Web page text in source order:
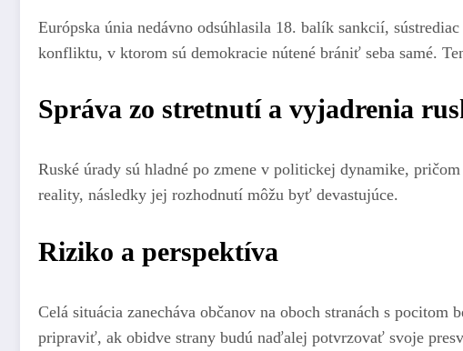
Európska únia nedávno odsúhlasila 18. balík sankcií,
konfliktu, v ktorom sú demokracie nútené brániť seba samé.
Správa zo stretnutí a vyjadrenia
Ruské úrady sú hladné po zmene v politickej dynamike,
reality, následky jej rozhodnutí môžu byť devastujúce.
Riziko a perspektíva
Celá situácia zanecháva občanov na oboch stranách s
pripraviť, ak obidve strany budú naďalej potvrzovať svoje